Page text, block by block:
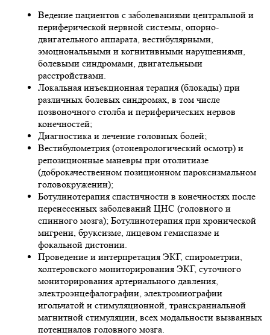
Ведение пациентов с заболеваниями центральной и
периферической нервной системы, опорно-
двигательного аппарата, вестибулярными,
эмоциональными и когнитивными нарушениями,
болевыми синдромами, двигательными
расстройствами.
Локальная инъекционная терапия (блокады) при
различных болевых синдромах, в том числе
позвоночного столба и периферических нервов
конечностей;
Диагностика и лечение головных болей;
Вестибулометрия (отоневрологический осмотр) и
репозиционные маневры при отолитиазе
(доброкачественном позиционном пароксизмальном
головокружении);
Ботулинотерапия спастичности в конечностях после
перенесенных заболеваний ЦНС (головного и
спинного мозга); Ботулинотерапия при хронической
мигрени, бруксизме, лицевом гемиспазме и
фокальной дистонии.
Проведение и интерпретация ЭКГ, спирометрии,
холтеровского мониторирования ЭКГ, суточного
мониторирования артериального давления,
электроэнцефалографии, электромиографии
игольчатой и стимуляционной, транскраниальной
магнитной стимуляции, всех модальности вызванных
потенциалов головного мозга.